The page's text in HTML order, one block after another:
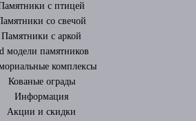
с птицей
со свечой
Памятники с аркой
модели памятников
комплексы
Кованые ограды
Информация
Акции и скидки